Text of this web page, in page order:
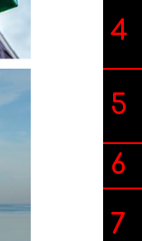
4
5
6
7